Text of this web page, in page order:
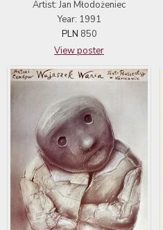
Artist: Jan Młodożeniec
Year: 1991
PLN 850
View poster